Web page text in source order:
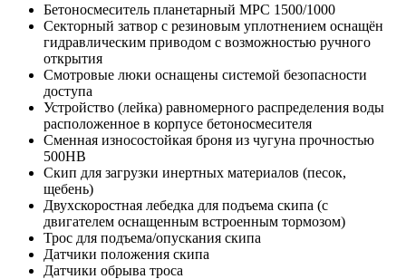
Бетоносмеситель планетарный MPC 1500/1000
Секторный затвор с резиновым уплотнением оснащён
гидравлическим приводом с возможностью ручного
открытия
Смотровые люки оснащены системой безопасности
доступа
Устройство (лейка) равномерного распределения воды
расположенное в корпусе бетоносмесителя
Cменная износостойкая броня из чугуна прочностью
500НВ
Скип для загрузки инертных материалов (песок,
щебень)
Двухскоростная лебедка для подъема скипа (с
двигателем оснащенным встроенным тормозом)
Трос для подъема/опускания скипа
Датчики положения скипа
Датчики обрыва троса